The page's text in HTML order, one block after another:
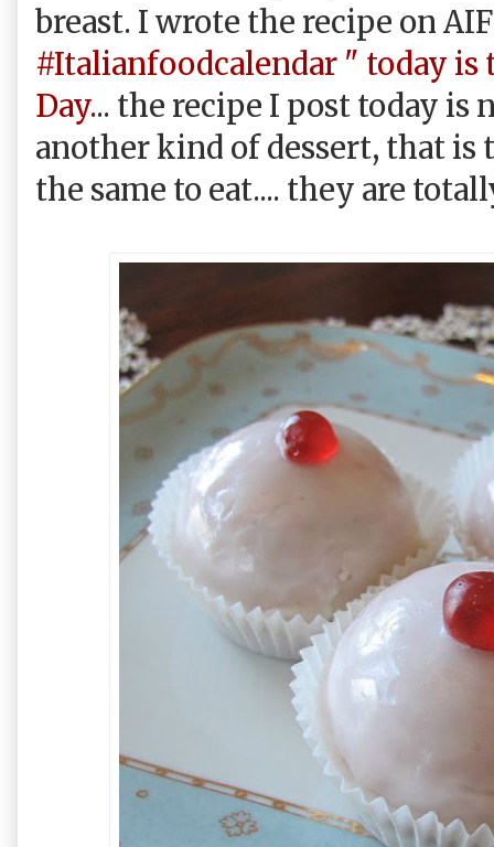
breast. I wrote the recipe on
#Italianfoodcalendar " today is
Day... the recipe I post today is
another kind of dessert, that is
the same to eat.... they are